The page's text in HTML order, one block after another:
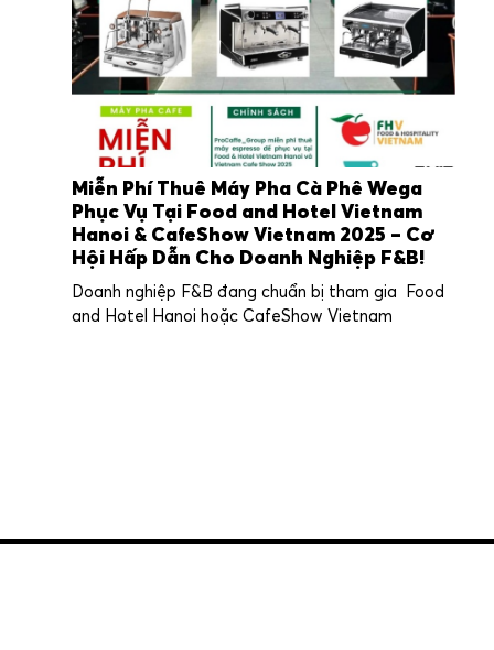
Miễn Phí Thuê Máy Pha Cà Phê Wega
Phục Vụ Tại Food and Hotel Vietnam
Hanoi & CafeShow Vietnam 2025 – Cơ
Hội Hấp Dẫn Cho Doanh Nghiệp F&B!
Doanh nghiệp F&B đang chuẩn bị tham gia Food
and Hotel Hanoi hoặc CafeShow Vietnam